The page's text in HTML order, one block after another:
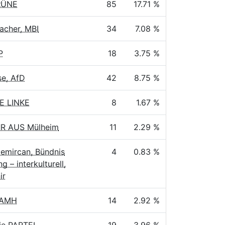
85 17.71 %
MBI 34 7.08 %
18 3.75 %
AfD 42 8.75 %
LINKE 8 1.67 %
AUS Mülheim 11 2.29 %
Bündnis
– interkulturell,
4 0.83 %
14 2.92 %